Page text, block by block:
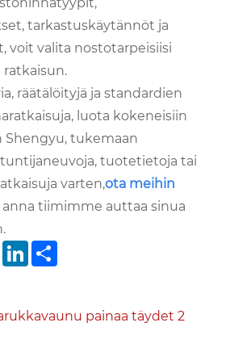
tarkastuskäytännöt ja
voit valita nostotarpeisiisi
ratkaisun.
räätälöityjä ja standardien
luota kokeneisiin
Shengyu, tukemaan
tuotetietoja tai
varten,ota meihin
anna tiimimme auttaa sinua
Pinterest
LinkedIn
painaa täydet 2